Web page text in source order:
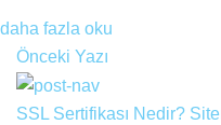
daha fazla oku
Önceki Yazı
SSL Sertifikası Nedir?